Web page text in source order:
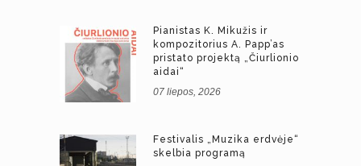
Pianistas K. Mikužis ir
kompozitorius A. Papp’as
pristato projektą „Čiurlionio
aidai“
07 liepos, 2026
Festivalis „Muzika erdvėje“
skelbia programą